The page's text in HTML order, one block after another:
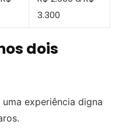
3.300
dois
experiência digna